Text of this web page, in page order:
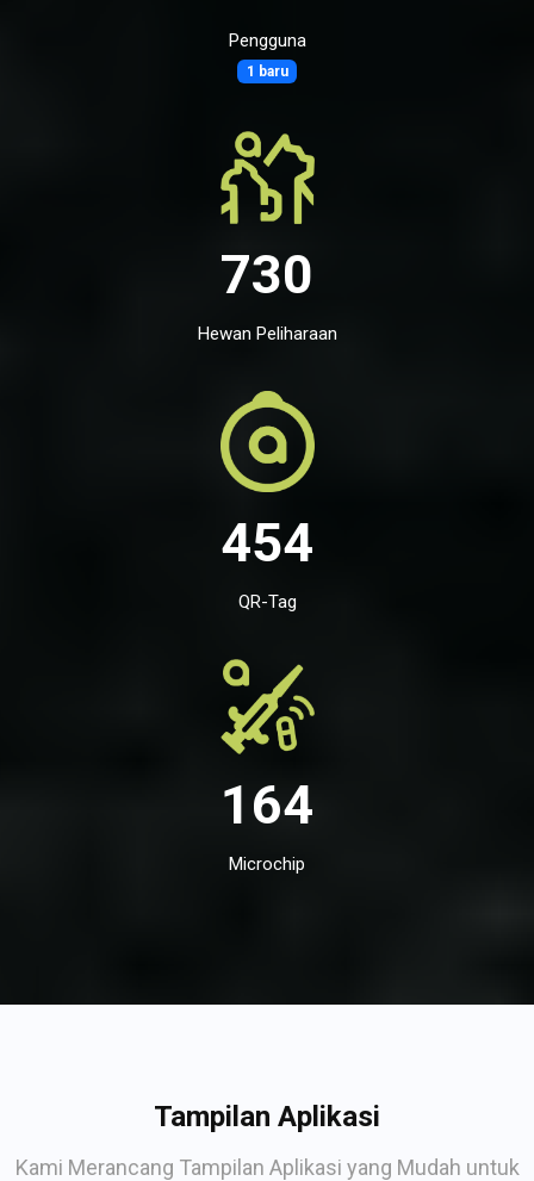
Pengguna
1 baru
730
Hewan Peliharaan
454
QR-Tag
164
Microchip
Tampilan Aplikasi
Kami Merancang Tampilan Aplikasi yang Mudah untuk